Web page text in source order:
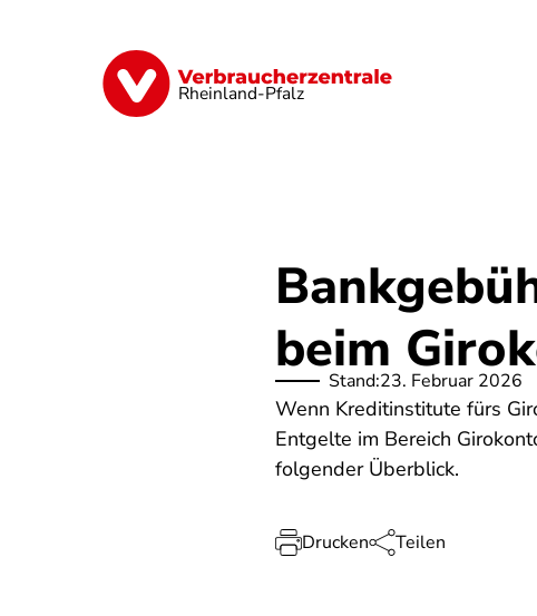
Rheinland-Pfalz
Digitales Finanzen & Versicherung
beim
Stand:23. Februar 2026
Wenn Kreditinstitute fürs
Entgelte im Bereich
folgender Überblick.
Drucken Teilen